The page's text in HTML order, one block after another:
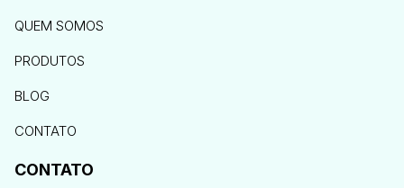
QUEM SOMOS
PRODUTOS
BLOG
CONTATO
CONTATO